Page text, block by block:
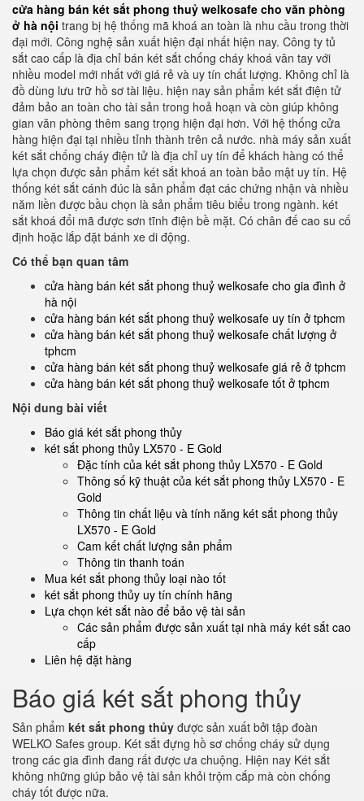
cửa hàng bán két sắt phong thuỷ welkosafe cho văn phòng
ở hà nội trang bị hệ thống mã khoá an toàn là nhu cầu trong thời
đại mới. Công nghệ sản xuất hiện đại nhất hiện nay. Công ty tủ
sắt cao cấp là địa chỉ bán két sắt chống cháy khoá vân tay với
nhiều model mới nhất với giá rẻ và uy tín chất lượng. Không chỉ là
đồ dùng lưu trữ hồ sơ tài liệu. hiện nay sản phẩm két sắt điện tử
đảm bảo an toàn cho tài sản trong hoả hoạn và còn giúp không
gian văn phòng thêm sang trọng hiện đại hơn. Với hệ thống cửa
hàng hiện đại tại nhiều tỉnh thành trên cả nước. nhà máy sản xuất
két sắt chống cháy điện tử là địa chỉ uy tín để khách hàng có thể
lựa chọn được sản phẩm két sắt khoá an toàn bảo mật uy tín. Hệ
thống két sắt cánh đúc là sản phẩm đạt các chứng nhận và nhiều
năm liền được bầu chọn là sản phẩm tiêu biểu trong ngành. két
sắt khoá đổi mã được sơn tĩnh điện bề mặt. Có chân đế cao su cố
định hoặc lắp đặt bánh xe di động.
Có thể bạn quan tâm
cửa hàng bán két sắt phong thuỷ welkosafe cho gia đình ở
hà nội
cửa hàng bán két sắt phong thuỷ welkosafe uy tín ở tphcm
cửa hàng bán két sắt phong thuỷ welkosafe chất lượng ở
tphcm
cửa hàng bán két sắt phong thuỷ welkosafe giá rẻ ở tphcm
cửa hàng bán két sắt phong thuỷ welkosafe tốt ở tphcm
Nội dung bài viết
Báo giá két sắt phong thủy
két sắt phong thủy LX570 - E Gold
Đặc tính của két sắt phong thủy LX570 - E Gold
Thông số kỹ thuật của két sắt phong thủy LX570 - E
Gold
Thông tin chất liệu và tính năng két sắt phong thủy
LX570 - E Gold
Cam kết chất lượng sản phẩm
Thông tin thanh toán
Mua két sắt phong thủy loại nào tốt
két sắt phong thủy uy tín chính hãng
Lựa chọn két sắt nào để bảo vệ tài sản
Các sản phẩm được sản xuất tại nhà máy két sắt cao
cấp
Liên hệ đặt hàng
Báo giá két sắt phong thủy
Sản phẩm két sắt phong thủy được sản xuất bởi tập đoàn
WELKO Safes group. Két sắt đựng hồ sơ chống cháy sử dụng
trong các gia đình đang rất được ưa chuộng. Hiện nay Két sắt
không những giúp bảo vệ tài sản khỏi trộm cắp mà còn chống
cháy tốt được nữa.